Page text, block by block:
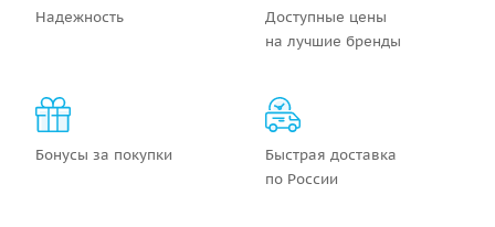
Надежность
Доступные цены
на лучшие бренды
Бонусы за покупки
Быстрая доставка
по России